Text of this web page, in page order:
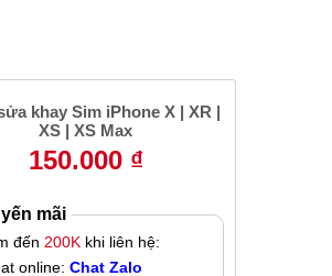
khay Sim iPhone X | XR |
XS | XS Max
150.000 ₫
mãi
đến 200Kkhi liên hệ:
online: Chat Zalo